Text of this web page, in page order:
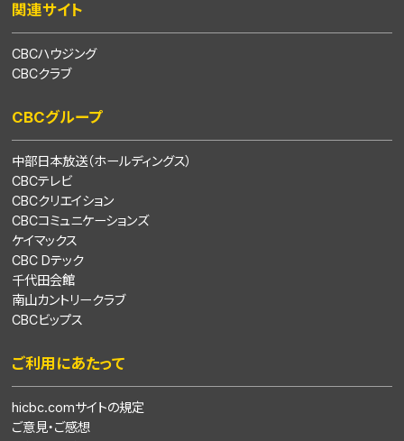
関連サイト
CBCハウジング
CBCクラブ
CBCグループ
中部日本放送（ホールディングス）
CBCテレビ
CBCクリエイション
CBCコミュニケーションズ
ケイマックス
CBC Dテック
千代田会館
南山カントリークラブ
CBCビップス
ご利用にあたって
hicbc.comサイトの規定
ご意見・ご感想